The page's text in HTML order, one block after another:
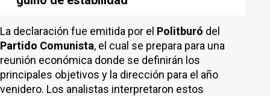
La declaración fue emitida por el Politburó del
Partido Comunista, el cual se prepara para una
reunión económica donde se definirán los
principales objetivos y la dirección para el año
venidero. Los analistas interpretaron estos